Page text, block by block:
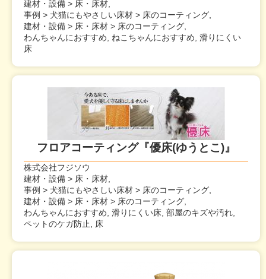
建材・設備 > 床・床材,
事例 > 犬猫にもやさしい床材 > 床のコーティング,
建材・設備 > 床・床材 > 床のコーティング,
わんちゃんにおすすめ, ねこちゃんにおすすめ, 滑りにくい
床
フロアコーティング『優床(ゆうとこ)』
株式会社フジソウ
建材・設備 > 床・床材,
事例 > 犬猫にもやさしい床材 > 床のコーティング,
建材・設備 > 床・床材 > 床のコーティング,
わんちゃんにおすすめ, 滑りにくい床, 部屋のキズや汚れ,
ペットのケガ防止, 床